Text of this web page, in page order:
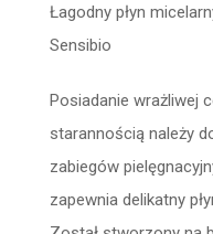
ml
Łagodny płyn
Sensibio
Posiadanie wrażliwej
starannością należy
zabiegów
zapewnia delikatny